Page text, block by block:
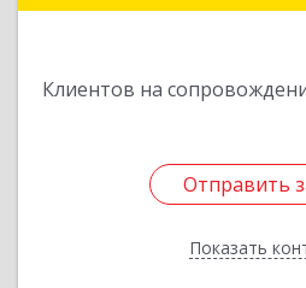
Клиентов на
Отправить
Показать
Отправить
Назад